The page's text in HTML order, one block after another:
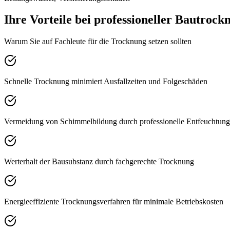
Ihre Vorteile bei professioneller
Warum Sie auf Fachleute für die Trocknung setzen sollten
Schnelle Trocknung minimiert Ausfallzeiten und Folgeschäden
Vermeidung von Schimmelbildung durch professionelle Entfeuchtung
Werterhalt der Bausubstanz durch fachgerechte Trocknung
Energieeffiziente Trocknungsverfahren für minimale Betriebskosten